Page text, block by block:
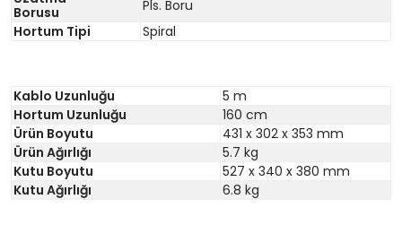
Borusu
Pls. Boru
Hortum Tipi
Spiral
Kablo Uzunluğu
5 m
Hortum Uzunluğu
160 cm
Ürün Boyutu
431 x 302 x 353 mm
Ürün Ağırlığı
5.7 kg
Kutu Boyutu
527 x 340 x 380 mm
Kutu Ağırlığı
6.8 kg